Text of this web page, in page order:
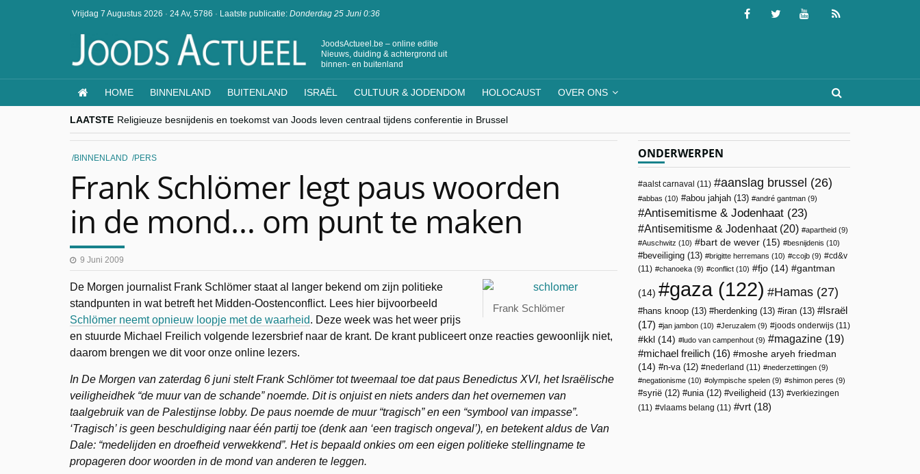
Vrijdag 7 Augustus 2026 · 24 Av, 5786 · Laatste publicatie: Donderdag 25 Juni 0:36
JoodsActueel.be – online editie
Nieuws, duiding & achtergrond uit
binnen- en buitenland
HOME BINNENLAND BUITENLAND ISRAËL CULTUUR & JODENDOM HOLOCAUST OVER ONS
LAATSTE Religieuze besnijdenis en toekomst van Joods leven centraal tijdens conferentie in Brussel
“Besnijdenisdebat toont hoe moeilijk seculiere Westen minderheden begrijpt”, Jinnih Beels (Vooruit)
CITYTRIP | ROEMENIË – Boekarest: de verrassing van Oost-Europa
“Vandaag zit elke Jood in België op de beklaagdenbank”
BINNENLAND PERS
Frank Schlömer legt paus woorden
in de mond… om punt te maken
9 Juni 2009
Frank Schlömer
De Morgen journalist Frank Schlömer staat al langer bekend om zijn politieke
standpunten in wat betreft het Midden-Oostenconflict. Lees hier bijvoorbeeld
Schlömer neemt opnieuw loopje met de waarheid. Deze week was het weer prijs
en stuurde Michael Freilich volgende lezersbrief naar de krant. De krant publiceert onze reacties gewoonlijk niet,
daarom brengen we dit voor onze online lezers.
In De Morgen van zaterdag 6 juni stelt Frank Schlömer tot tweemaal toe dat paus Benedictus XVI, het Israëlische
veiligheidhek “de muur van de schande” noemde. Dit is onjuist en niets anders dan het overnemen van
taalgebruik van de Palestijnse lobby. De paus noemde de muur “tragisch” en een “symbool van impasse”.
‘Tragisch’ is geen beschuldiging naar één partij toe (denk aan ‘een tragisch ongeval’), en betekent aldus de Van
Dale: “medelijden en droefheid verwekkend”. Het is bepaald onkies om een eigen politieke stellingname te
propageren door woorden in de mond van anderen te leggen.
ONDERWERPEN
aalst carnaval (11) aanslag brussel (26)
abbas (10) abou jahjah (13) andré gantman (9)
Antisemitisme & Jodenhaat (23)
Antisemitisme & Jodenhaat(20) apartheid (9)
Auschwitz (10) bart de wever (15) besnijdenis (10)
beveiliging (13) brigitte herremans (10) ccojb (9)
cd&v
(11)
chanoeka (9) conflict (10) fjo (14) gantman
(14) gaza(122) Hamas (27)
hans knoop (13) herdenking (13) iran (13)
Israël
(17)
jan jambon (10) Jeruzalem (9) joods onderwijs (11)
kkl (14) ludo van campenhout (9) magazine (19)
michael freilich (16)
moshe aryeh friedman
(14)
n-va(12) nederland (11) nederzettingen (9)
negationisme (10) olympische spelen (9) shimon peres (9)
syrië (12) unia(12) veiligheid (13)
verkiezingen
(11)
vlaams belang (11) vrt (18)